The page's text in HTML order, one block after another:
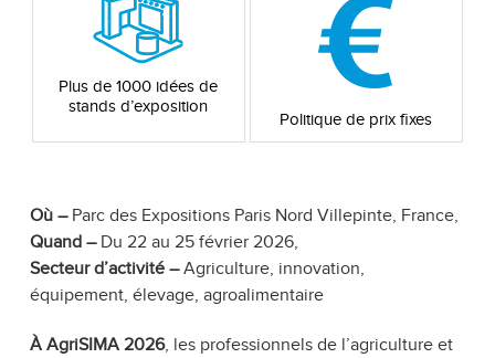
Plus de 1000 idées de
stands d’exposition
Politique de prix fixes
Où – Parc des Expositions Paris Nord Villepinte, France,
Quand – Du 22 au 25 février 2026,
Secteur d’activité –Agriculture, innovation,
équipement, élevage, agroalimentaire
À AgriSIMA 2026, les professionnels de l’agriculture et